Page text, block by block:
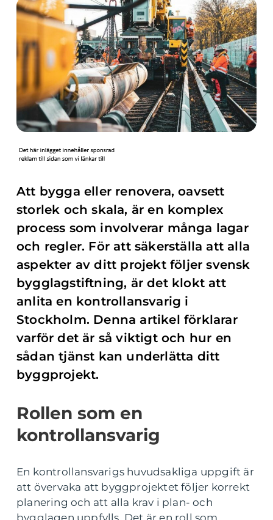
Att bygga eller renovera, oavsett
storlek och skala, är en komplex
process som involverar många lagar
och regler. För att säkerställa att alla
aspekter av ditt projekt följer svensk
bygglagstiftning, är det klokt att
anlita en kontrollansvarig i
Stockholm. Denna artikel förklarar
varför det är så viktigt och hur en
sådan tjänst kan underlätta ditt
byggprojekt.
Rollen som en
kontrollansvarig
En kontrollansvarigs huvudsakliga uppgift är
att övervaka att byggprojektet följer korrekt
planering och att alla krav i plan- och
bygglagen uppfylls. Det är en roll som